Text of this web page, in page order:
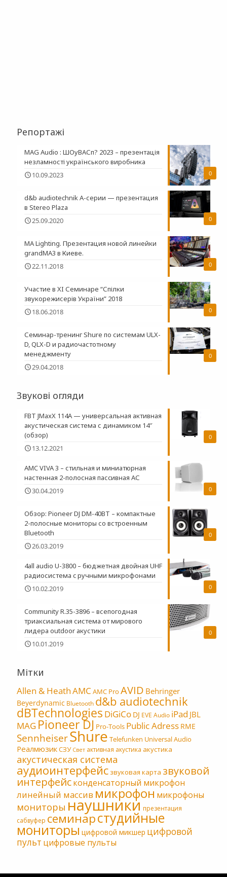
Репортажі
0
MAG Audio : ШОуВАСп? 2023 – презентація
незламності українського виробника
10.09.2023
0
d&b audiotechnik A-серии — презентация
в Stereo Plaza
25.09.2020
0
MA Lighting. Презентация новой линейки
grandMA3 в Киеве.
22.11.2018
0
Участие в XI Семинаре “Спілки
звукорежисерів України” 2018
18.06.2018
0
Семинар-тренинг Shure по системам ULX-
D, QLX-D и радиочастотному
менеджменту
29.04.2018
Звукові огляди
0
FBT JMaxX 114A — универсальная активная
акустическая система с динамиком 14″
(обзор)
13.12.2021
0
AMC VIVA 3 – стильная и миниатюрная
настенная 2-полосная пасcивная АС
30.04.2019
0
Обзор: Pioneer DJ DM-40BT – компактные
2-полосные мониторы со встроенным
Bluetooth
26.03.2019
0
4all audio U-3800 – бюджетная двойная UHF
радиосистема c ручными микрофонами
10.02.2019
0
Community R.35-3896 – всепогодная
триаксиальная система от мирового
лидера outdoor акустики
10.01.2019
Мітки
Allen & HeathAMC AMC Pro AVID Behringer
Beyerdynamic Bluetooth d&b audiotechnik
dBTechnologies DiGiCo DJ EVE Audio iPad JBL
MAG Pioneer DJ Pro-Tools Public Adress RME
SennheiserShure Telefunken Universal Audio
РеалмюзикСЗУ Свет активная акустика акустика
акустическая система
аудиоинтерфейс звуковая карта звуковой
интерфейсконденсаторный микрофон
линейный массив микрофон микрофоны
мониторы наушники презентация
сабвуфер семинарстудийные
мониторы цифровой микшер цифровой
пульт цифровые пульты